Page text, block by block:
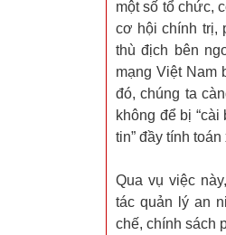
một số tổ chức,
cơ hội chính trị,
thù địch bên
mạng Việt Nam
đó, chúng ta
không để bị “cài
tin” đầy tính
Qua vụ việc
tác quản lý an
chế, chính sách